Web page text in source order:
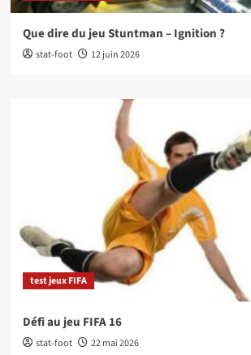
Que dire du jeu Stuntman – Ignition ?
stat-foot 12 juin 2026
test jeux FIFA
Défi au jeu FIFA 16
stat-foot 22 mai 2026